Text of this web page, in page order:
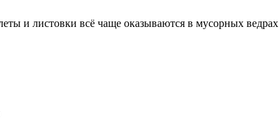
и листовки всё чаще оказываются в мусорных ведрах